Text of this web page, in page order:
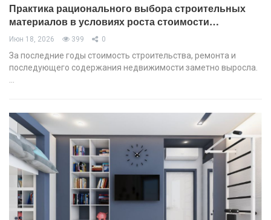
Практика рационального выбора строительных
материалов в условиях роста стоимости…
Июн 18, 2026 399 0
За последние годы стоимость строительства, ремонта и
последующего содержания недвижимости заметно выросла.